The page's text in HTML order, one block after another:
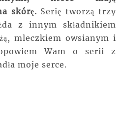
skórę. Serię tworzą trzy
z innym składnikiem
mleczkiem owsianym i
Wam o serii z
moje serce.